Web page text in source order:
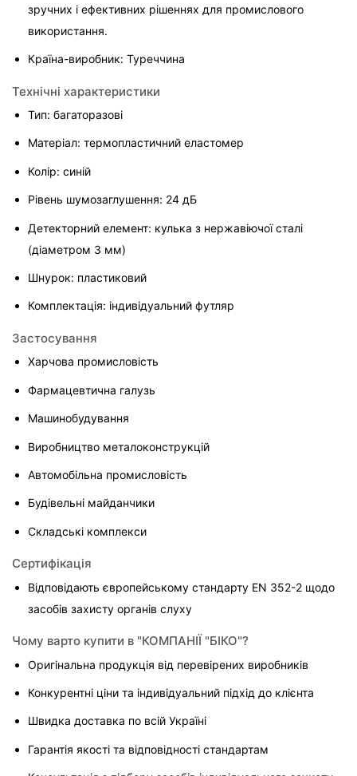
зручних і ефективних рішеннях для промислового
використання.
Країна-виробник: Туреччина
Технічні характеристики
Тип: багаторазові
Матеріал: термопластичний еластомер
Колір: синій
Рівень шумозаглушення: 24 дБ
Детекторний елемент: кулька з нержавіючої сталі
(діаметром 3 мм)
Шнурок: пластиковий
Комплектація: індивідуальний футляр
Застосування
Харчова промисловість
Фармацевтична галузь
Машинобудування
Виробництво металоконструкцій
Автомобільна промисловість
Будівельні майданчики
Складські комплекси
Сертифікація
Відповідають європейському стандарту EN 352-2 щодо
засобів захисту органів слуху
Чому варто купити в "КОМПАНІЇ "БІКО"?
Оригінальна продукція від перевірених виробників
Конкурентні ціни та індивідуальний підхід до клієнта
Швидка доставка по всій Україні
Гарантія якості та відповідності стандартам